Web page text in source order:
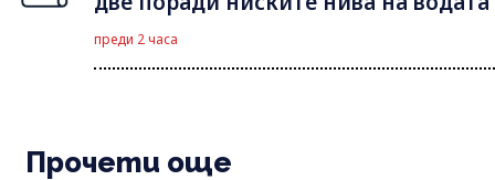
преди 2 часа
Прочети още